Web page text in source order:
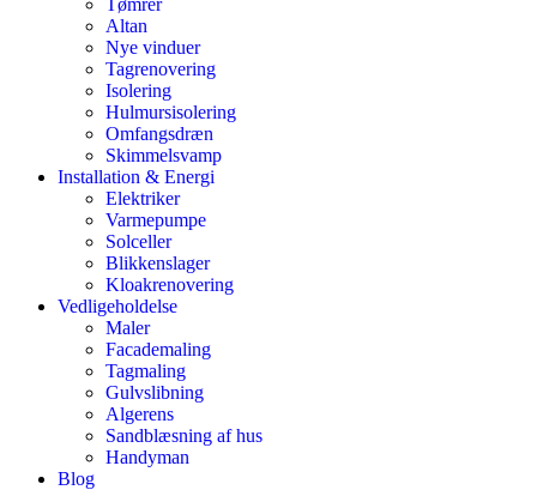
Tømrer
Altan
Nye vinduer
Tagrenovering
Isolering
Hulmursisolering
Omfangsdræn
Skimmelsvamp
Installation & Energi
Elektriker
Varmepumpe
Solceller
Blikkenslager
Kloakrenovering
Vedligeholdelse
Maler
Facademaling
Tagmaling
Gulvslibning
Algerens
Sandblæsning af hus
Handyman
Blog